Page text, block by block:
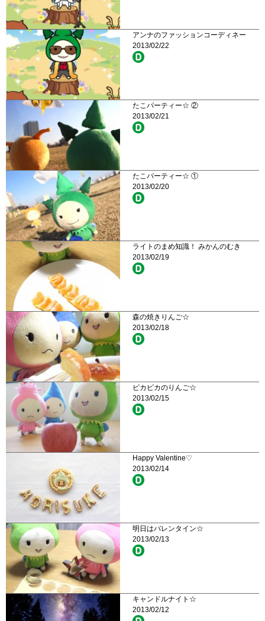
アンナのファッションコーディネー
2013/02/22
たこパーティー☆ ②
2013/02/21
たこパーティー☆ ①
2013/02/20
ライトのまめ知識！ みかんのむき
2013/02/19
森の焼きりんご☆
2013/02/18
ピカピカのりんご☆
2013/02/15
Happy Valentine♡
2013/02/14
明日はバレンタイン☆
2013/02/13
キャンドルナイト☆
2013/02/12